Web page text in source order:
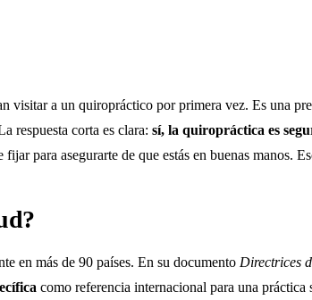
visitar a un quiropráctico por primera vez. Es una
respuesta corta es clara: sí, la quiropráctica es
para asegurarte de que estás en buenas manos.
en más de 90 países. En su documento Directrices
como referencia internacional para una